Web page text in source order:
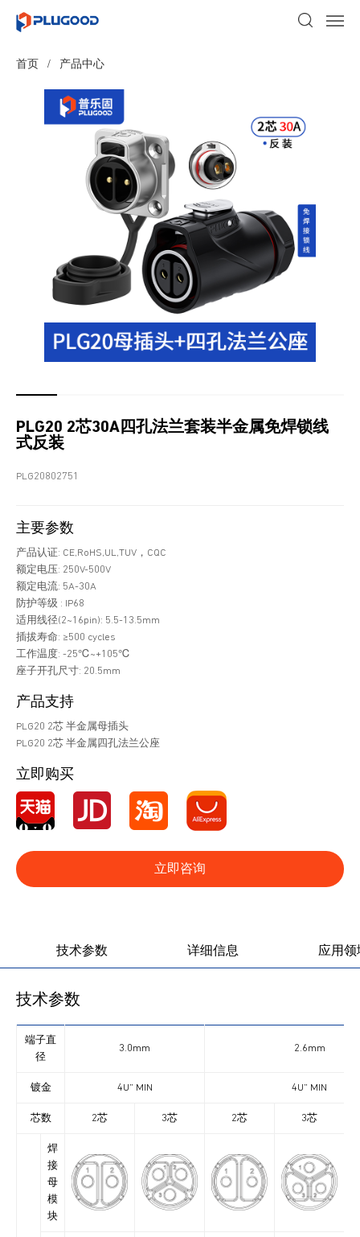
首页 / 产品中心
PLG20 2芯30A四孔法兰套装半金属免焊锁线
式反装
PLG20802751
主要参数
产品认证: CE,RoHS,UL,TUV，CQC
额定电压: 250V-500V
额定电流: 5A-30A
防护等级 : IP68
适用线径(2~16pin): 5.5-13.5mm
插拔寿命: ≥500 cycles
工作温度: -25℃~+105℃
座子开孔尺寸: 20.5mm
产品支持
PLG20 2芯 半金属母插头
PLG20 2芯 半金属四孔法兰公座
立即购买
立即咨询
技术参数 详细信息 应用领
技术参数
端子直
径
3.0mm 2.6mm
镀金 4U” MIN 4U” MIN
芯数 2芯 3芯 2芯 3芯
焊
接
母
模
块